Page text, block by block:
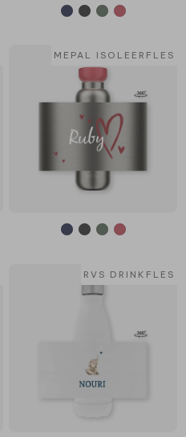
MEPAL ISOLEERFLES
RVS DRINKFLES